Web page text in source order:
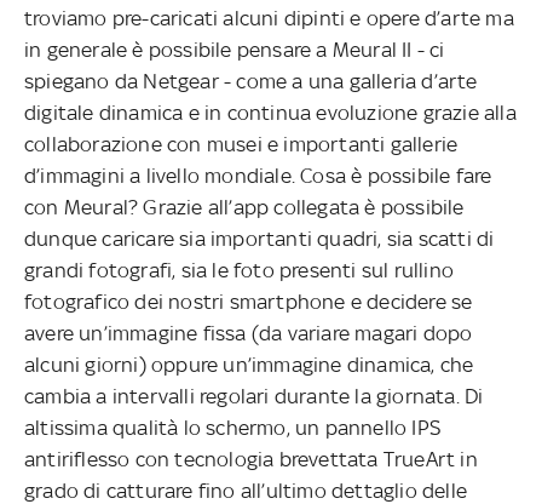
troviamo pre-caricati alcuni dipinti e opere d’arte ma
in generale è possibile pensare a Meural II - ci
spiegano da Netgear - come a una galleria d’arte
digitale dinamica e in continua evoluzione grazie alla
collaborazione con musei e importanti gallerie
d’immagini a livello mondiale. Cosa è possibile fare
con Meural? Grazie all’app collegata è possibile
dunque caricare sia importanti quadri, sia scatti di
grandi fotografi, sia le foto presenti sul rullino
fotografico dei nostri smartphone e decidere se
avere un’immagine fissa (da variare magari dopo
alcuni giorni) oppure un’immagine dinamica, che
cambia a intervalli regolari durante la giornata. Di
altissima qualità lo schermo, un pannello IPS
antiriflesso con tecnologia brevettata TrueArt in
grado di catturare fino all’ultimo dettaglio delle